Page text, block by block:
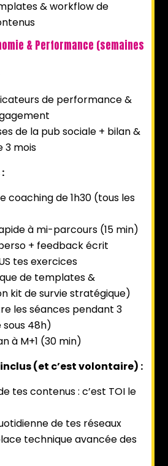
& workflow de
& Performance (semaines
de performance &
de la pub sociale + bilan &
3 mois
coaching de 1h30 (tous les
à mi-parcours (15 min)
+ feedback écrit
tes exercices
de templates &
kit de survie stratégique)
les séances pendant 3
sous 48h)
à M+1 (30 min)
inclus (et c’est volontaire) :
tes contenus : c’est TOI le
de tes réseaux
technique avancée des